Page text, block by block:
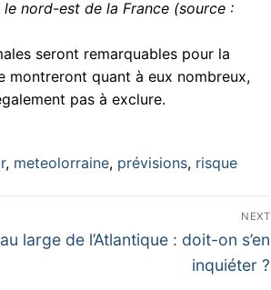
nord-est de la France (source :
seront remarquables pour la
montreront quant à eux nombreux,
pas à exclure.
, meteolorraine, prévisions, risque
NEXT
large de l’Atlantique : doit-on s’en
inquiéter ?